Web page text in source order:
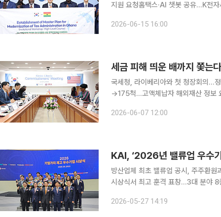
지원 요청홈택스·AI 챗봇 공유…K전자세정 협력도 속도 세금을 내
인 라이베리아와 징수공조 기반을 만
2026-06-15 16:00
세금 피해 띄운 배까지 쫓는
국세청, 라이베리아와 첫 청장회의…
→175척…고액체납자 해외재산 정보 요청 해외로 빼돌린 재산을 추적하는 세정망이 세
이지만, 차명 사업과 해외 은닉재산
2026-06-07 12:00
KAI, ‘2026년 밸류업 우수
방산업체 최초 밸류업 공시, 주주환
시상식서 최고 훈격 표창…3대 분야 8종 인센티브 혜택 확보
로 밸류업 계획을 공시하고 주주환원
2026-05-27 14:19